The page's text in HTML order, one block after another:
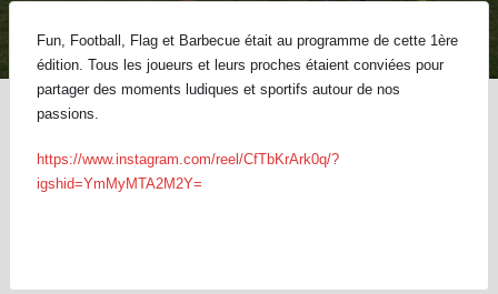
Fun, Football, Flag et Barbecue était au programme de cette 1ère
édition. Tous les joueurs et leurs proches étaient conviées pour
partager des moments ludiques et sportifs autour de nos
passions.
https://www.instagram.com/reel/CfTbKrArk0q/?
igshid=YmMyMTA2M2Y=